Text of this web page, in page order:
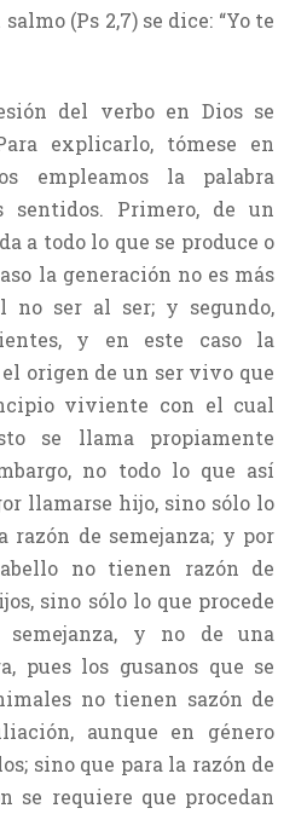
(Ps 2,7) se dice: “Yo te
del verbo en Dios se
explicarlo, tómese en
empleamos la palabra
sentidos. Primero, de un
a todo lo que se produce o
la generación no es más
no ser al ser; y segundo,
y en este caso la
origen de un ser vivo que
viviente con el cual
se llama propiamente
no todo lo que así
llamarse hijo, sino sólo lo
razón de semejanza; y por
no tienen razón de
sino sólo lo que procede
y no de una
pues los gusanos que se
no tienen sazón de
aunque en género
sino que para la razón de
se requiere que procedan